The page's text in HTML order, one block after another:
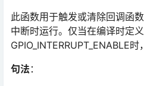
此函数用于触发或清除回调函
中断时运行。仅当在编译时定
GPIO_INTERRUPT_ENABLE时
句法 ：